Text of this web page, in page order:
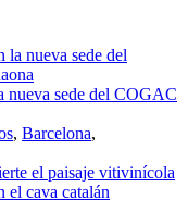
nueva sede del COGAC
, Barcelona,